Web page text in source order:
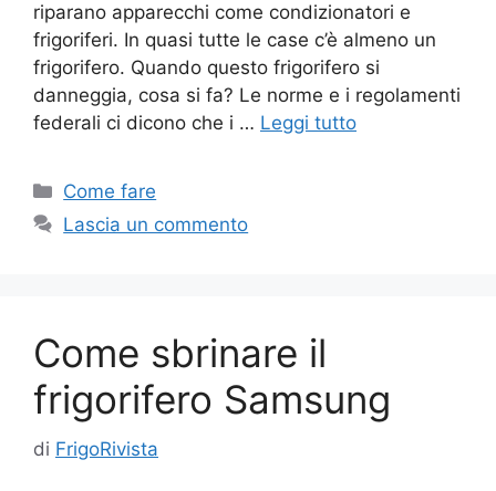
riparano apparecchi come condizionatori e
frigoriferi. In quasi tutte le case c’è almeno un
frigorifero. Quando questo frigorifero si
danneggia, cosa si fa? Le norme e i regolamenti
federali ci dicono che i … Leggi tutto
Categorie
Come fare
Lascia un commento
Come sbrinare il
frigorifero Samsung
di FrigoRivista